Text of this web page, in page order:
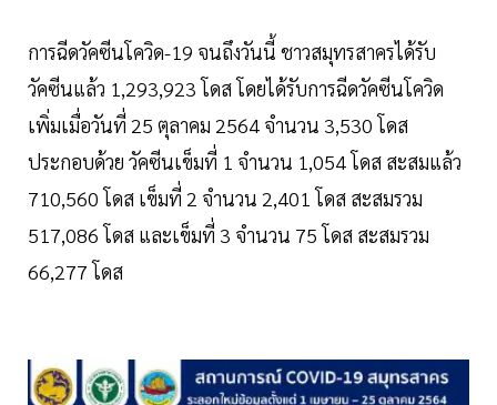
การฉีดวัคซีนโควิด-19 จนถึงวันนี้ ชาวสมุทรสาครได้รับ
วัคซีนแล้ว 1,293,923 โดส โดยได้รับการฉีดวัคซีนโควิด
เพิ่มเมื่อวันที่ 25 ตุลาคม 2564 จำนวน 3,530 โดส
ประกอบด้วย วัคซีนเข็มที่ 1 จำนวน 1,054 โดส สะสมแล้ว
710,560 โดส เข็มที่ 2 จำนวน 2,401 โดส สะสมรวม
517,086 โดส และเข็มที่ 3 จำนวน 75 โดส สะสมรวม
66,277 โดส